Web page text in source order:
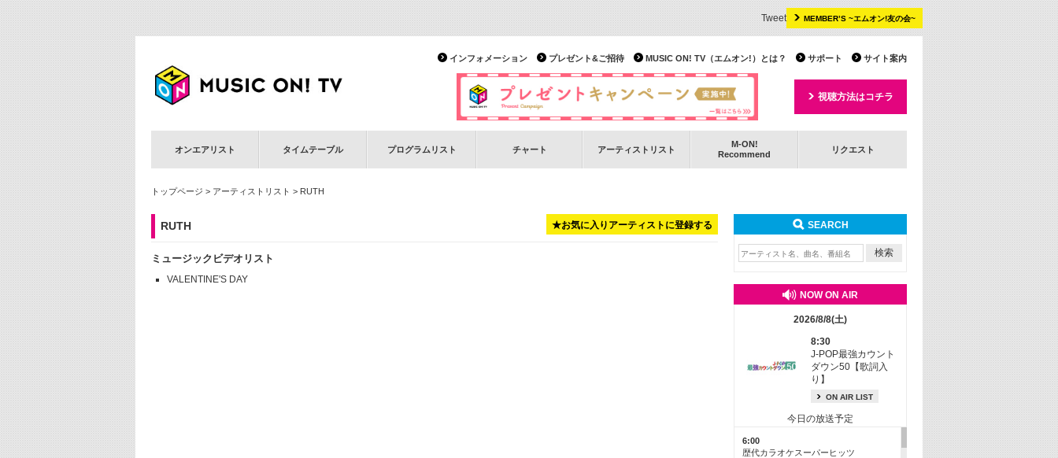
MEMBER’S ~エムオン!友の会~
Tweet
サイト案内
サポート
MUSIC ON! TV（エムオン!）とは？
プレゼント&ご招待
インフォメーション
視聴方法はコチラ
オンエアリスト タイムテーブル プログラムリスト チャート アーティストリスト
M-ON!
Recommend
リクエスト
トップページ > アーティストリスト > RUTH
★お気に入りアーティストに登録する
RUTH
ミュージックビデオリスト
VALENTINE'S DAY
SEARCH
NOW ON AIR
2026/8/8(土)
8:30
J-POP最強カウント
ダウン50【歌詞入
り】
ON AIR LIST
今日の放送予定
6:00
歴代カラオケスーパーヒッツ